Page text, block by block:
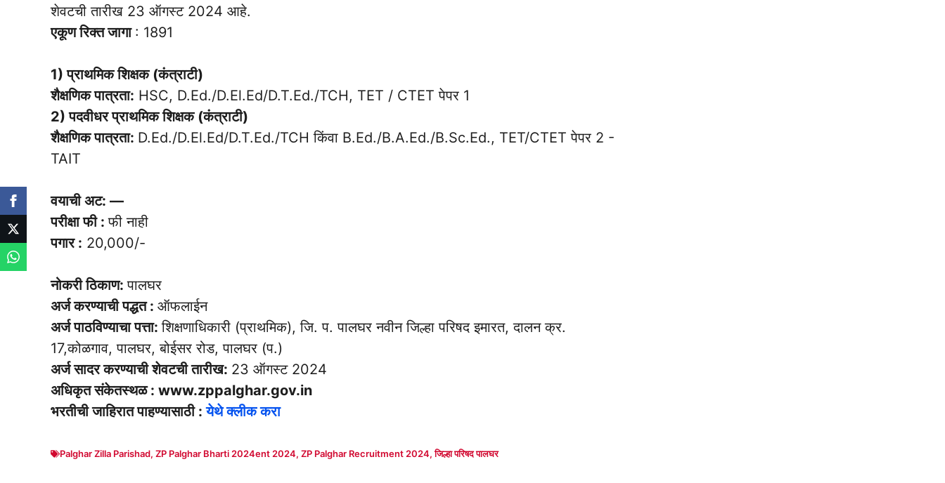
शेवटची तारीख 23 ऑगस्ट 2024 आहे.
एकूण रिक्त जागा : 1891
1) प्राथमिक शिक्षक (कंत्राटी)
शैक्षणिक पात्रता: HSC, D.Ed./D.El.Ed/D.T.Ed./TCH, TET / CTET पेपर 1
2) पदवीधर प्राथमिक शिक्षक (कंत्राटी)
शैक्षणिक पात्रता: D.Ed./D.El.Ed/D.T.Ed./TCH किंवा B.Ed./B.A.Ed./B.Sc.Ed., TET/CTET पेपर 2 -
TAIT
वयाची अट: —
परीक्षा फी :फी नाही
पगार : 20,000/-
नोकरी ठिकाण:पालघर
अर्ज करण्याची पद्धत : ऑफलाईन
अर्ज पाठविण्याचा पत्ता:शिक्षणाधिकारी (प्राथमिक), जि. प. पालघर नवीन जिल्हा परिषद इमारत, दालन क्र.
17,कोळगाव, पालघर, बोईसर रोड, पालघर (प.)
अर्ज सादर करण्याची शेवटची तारीख: 23 ऑगस्ट 2024
अधिकृत संकेतस्थळ : www.zppalghar.gov.in
भरतीची जाहिरात पाहण्यासाठी :येथे क्लीक करा
Palghar Zilla Parishad, ZP Palghar Bharti 2024ent 2024, ZP Palghar Recruitment 2024,जिल्हा परिषद पालघर